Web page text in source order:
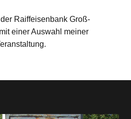
Raiffeisenbank Groß-
einer Auswahl meiner